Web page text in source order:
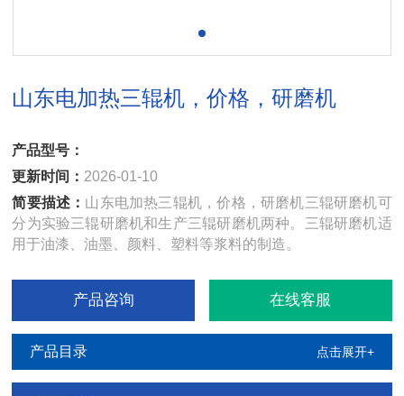
山东电加热三辊机，价格，研磨机
产品型号：
更新时间： 2026-01-10
简要描述： 山东电加热三辊机，价格，研磨机三辊研磨机可
分为实验三辊研磨机和生产三辊研磨机两种。三辊研磨机适
用于油漆、油墨、颜料、塑料等浆料的制造。
产品咨询 在线客服
产品目录 点击展开+